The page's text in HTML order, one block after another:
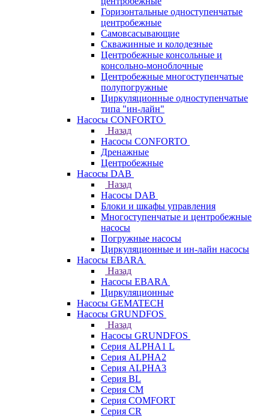
Горизонтальные одноступенчатые
центробежные
Самовсасывающие
Скважинные и колодезные
Центробежные консольные и
консольно-моноблочные
Центробежные многоступенчатые
полупогружные
Циркуляционные одноступенчатые
типа "ин-лайн"
Насосы CONFORTO
Назад
Насосы CONFORTO
Дренажные
Центробежные
Насосы DAB
Назад
Насосы DAB
Блоки и шкафы управления
Многоступенчатые и центробежные
насосы
Погружные насосы
Циркуляционные и ин-лайн насосы
Насосы EBARA
Назад
Насосы EBARA
Циркуляционные
Насосы GEMATECH
Насосы GRUNDFOS
Назад
Насосы GRUNDFOS
Серия ALPHA1 L
Серия ALPHA2
Серия ALPHA3
Серия BL
Серия CM
Серия COMFORT
Серия CR